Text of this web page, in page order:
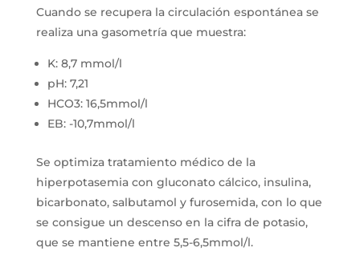
Cuando se recupera la circulación espontánea se
realiza una gasometría que muestra:
K: 8,7 mmol/l
pH: 7,21
HCO3: 16,5mmol/l
EB: -10,7mmol/l
Se optimiza tratamiento médico de la
hiperpotasemia con gluconato cálcico, insulina,
bicarbonato, salbutamol y furosemida, con lo que
se consigue un descenso en la cifra de potasio,
que se mantiene entre 5,5-6,5mmol/l.